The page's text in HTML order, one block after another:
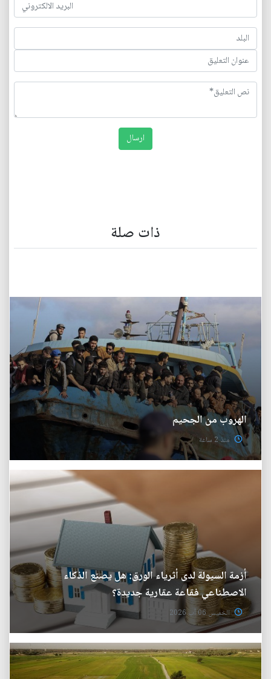
ذات صلة
الهروب من الجحيم
منذ 2 ساعة
أزمة السيولة لدى أثرياء الورق: هل يصنع الذكاء
الاصطناعي فقاعة عقارية جديدة؟
الخميس 06 آب 2026